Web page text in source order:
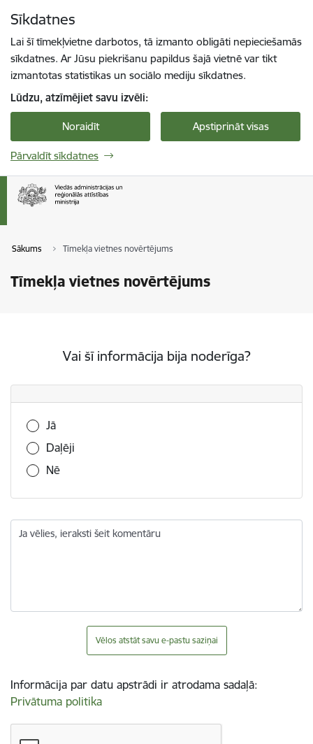
Sīkdatnes
Lai šī tīmekļvietne darbotos, tā izmanto obligāti nepieciešamās
sīkdatnes. Ar Jūsu piekrišanu papildus šajā vietnē var tikt
izmantotas statistikas un sociālo mediju sīkdatnes.
Lūdzu, atzīmējiet savu izvēli:
Noraidīt Apstiprināt visas
Pārvaldīt sīkdatnes
Sākums Tīmekļa vietnes novērtējums
Tīmekļa vietnes novērtējums
Vai šī informācija bija noderīga?
Vai šī informācija bija noderīga?
Jā
Daļēji
Nē
Ja vēlies, ieraksti šeit komentāru
Vēlos atstāt savu e-pastu saziņai
Informācija par datu apstrādi ir atrodama sadaļā:
Privātuma politika